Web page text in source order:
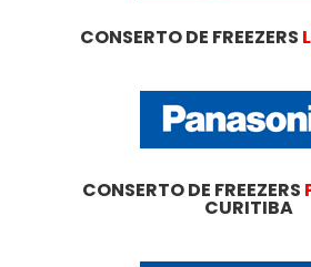
CONSERTO DE FREEZERS
CONSERTO DE FREEZERS
CURITIBA